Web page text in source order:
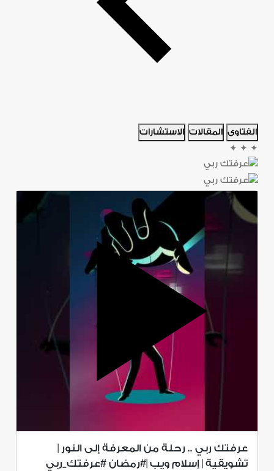
الفتاوى المقالات الاستشارات
✦
✦
✦
عرفتك ربي .. رحلة من المعرفة إلى النور |
تشويقية | إسلام ويب |#رمضان #عرفتك_ربي